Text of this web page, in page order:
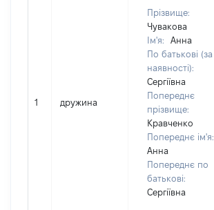
1 дружина
Прізвище:
Чувакова
Ім'я:
Анна
По батькові (за
наявності):
Сергіївна
Попереднє
прізвище:
Кравченко
Попереднє ім'я:
Анна
Попереднє по
батькові:
Сергіївна